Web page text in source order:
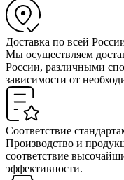
Доставка по всей
Мы осуществляем
России, различными
зависимости от
Соответствие
Производство и
соответствие
эффективности.